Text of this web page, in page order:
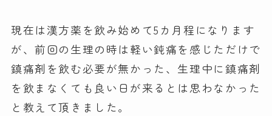
現在は漢方薬を飲み始めて5カ月程になります
が、前回の生理の時は軽い鈍痛を感じただけで
鎮痛剤を飲む必要が無かった、生理中に鎮痛剤
を飲まなくても良い日が来るとは思わなかった
と教えて頂きました。